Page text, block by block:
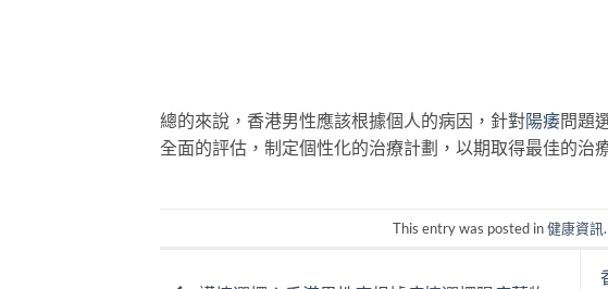
總的來說，香港男性應該根據個人的病因，針對陽痿問題
全面的評估，制定個性化的治療計劃，以期取得最佳的治
This entry was posted in健康資訊